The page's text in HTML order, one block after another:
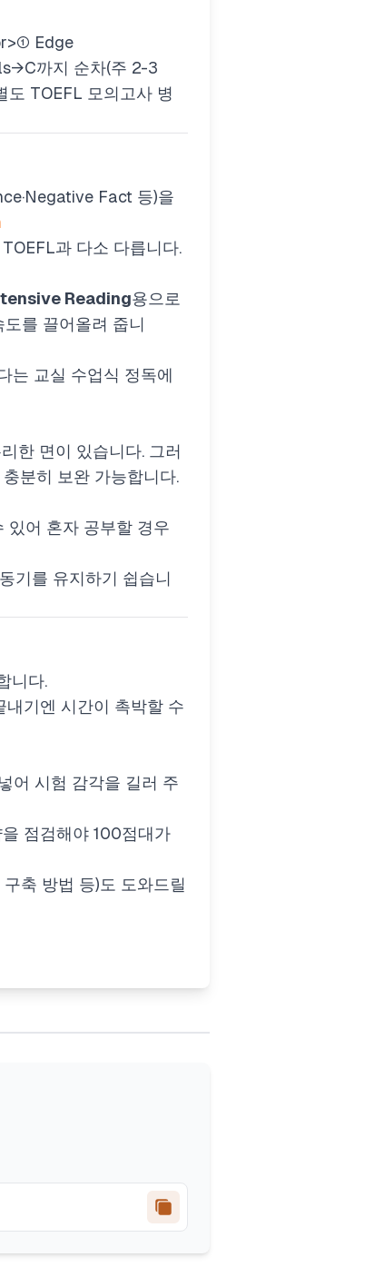
① Edge
까지 순차(주 2-3
도 TOEFL 모의고사 병
Fact 등)을
과 다소 다릅니다.
Reading용으로
를 끌어올려 줍니
는 교실 수업식 정독에
한 면이 있습니다. 그러
분히 보완 가능합니다.
있어 혼자 공부할 경우
기를 유지하기 쉽습니
니다.
내기엔 시간이 촉박할 수
어 시험 감각을 길러 주
점검해야 100점대가
축 방법 등)도 도와드릴